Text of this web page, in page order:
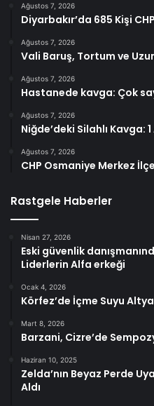
Ağustos 7, 2026
Diyarbakır’da 685 Kişi
Ağustos 7, 2026
Vali Baruş, Tortum ve
Ağustos 7, 2026
Hastanede kavga: Çok
Ağustos 7, 2026
Niğde’deki Silahlı Kavga: 1
Ağustos 7, 2026
CHP Osmaniye Merkez
Rastgele Haberler
Nisan 27, 2026
Eski güvenlik
Liderlerin Alfa erkeği
Ocak 4, 2026
Körfez’de İçme Suyu
Mart 8, 2026
Barzani, Cizre’de
Haziran 10, 2025
Zelda’nın Beyaz Perde
Aldı